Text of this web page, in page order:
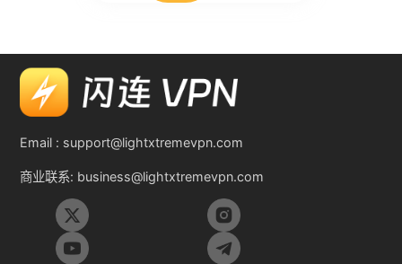
Email : support@lightxtremevpn.com
商业联系: business@lightxtremevpn.com